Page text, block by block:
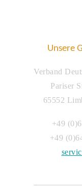
Unsere
Verband
Pariser
65552
+49
+49